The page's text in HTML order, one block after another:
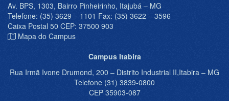
Av. BPS, 1303, Bairro Pinheirinho, Itajubá – MG
Telefone: (35) 3629 – 1101 Fax: (35) 3622 – 3596
Caixa Postal 50 CEP: 37500 903
Mapa do Campus
Campus Itabira
Rua Irmã Ivone Drumond, 200 – Distrito Industrial II,Itabira – MG
Telefone (31) 3839-0800
CEP 35903-087